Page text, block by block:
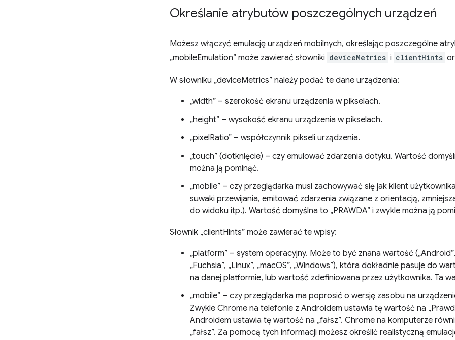
Określanie atrybutów poszczególnych urządzeń
Możesz włączyć emulację urządzeń mobilnych, określając poszczególne
„mobileEmulation” może zawierać słowniki deviceMetrics i clientHints
W słowniku „deviceMetrics” należy podać te dane urządzenia:
„width” – szerokość ekranu urządzenia w pikselach.
„height” – wysokość ekranu urządzenia w pikselach.
„pixelRatio” – współczynnik pikseli urządzenia.
„touch” (dotknięcie) – czy emulować zdarzenia dotyku. Wartość
można ją pominąć.
„mobile” – czy przeglądarka musi zachowywać się jak klient
suwaki przewijania, emitować zdarzenia związane z orientacją,
do widoku itp.). Wartość domyślna to „PRAWDA” i zwykle można ją
Słownik „clientHints” może zawierać te wpisy:
„platform” – system operacyjny. Może to być znana wartość („Android”,
„Fuchsia”, „Linux”, „macOS”, „Windows”), która dokładnie pasuje do
na danej platformie, lub wartość zdefiniowana przez użytkownika. Ta
„mobile” – czy przeglądarka ma poprosić o wersję zasobu na
Zwykle Chrome na telefonie z Androidem ustawia tę wartość na
Androidem ustawia tę wartość na „fałsz”. Chrome na komputerze
„fałsz”. Za pomocą tych informacji możesz określić realistyczną